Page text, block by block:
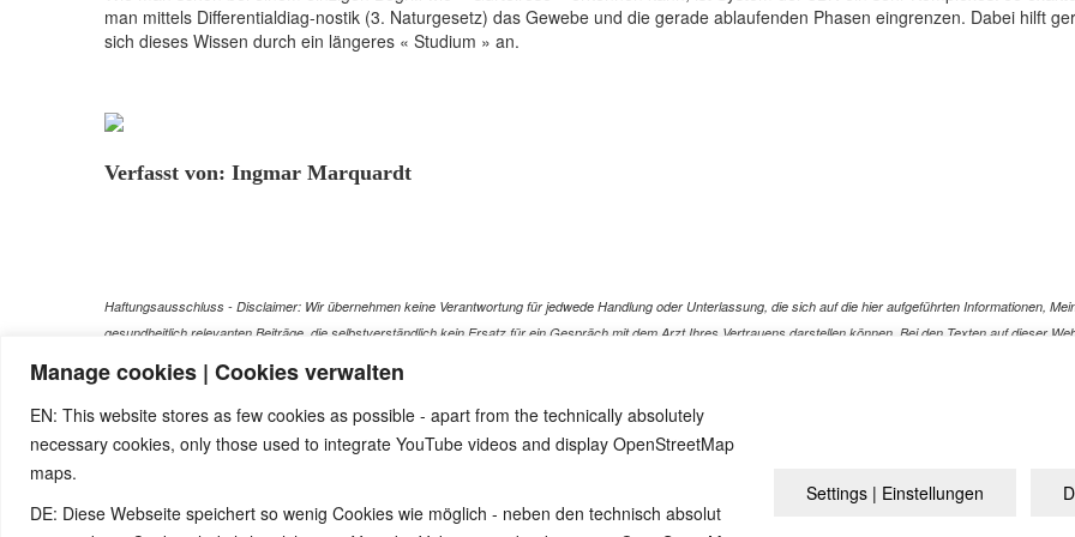
Manage cookies | Cookies verwalten
EN: This website stores as few cookies as possible - apart from the technically absolutely
necessary cookies, only those used to integrate YouTube videos and display OpenStreetMap
maps.
DE: Diese Webseite speichert so wenig Cookies wie möglich - neben den technisch absolut
Settings | Einstellungen
man mittels Differentialdiag-nostik (3. Naturgesetz) das Gewebe und die gerade ablaufenden Phasen eingrenzen. Dabei hilft
sich dieses Wissen durch ein längeres « Studium » an.
Verfasst von: Ingmar Marquardt
Haftungsausschluss - Disclaimer: Wir übernehmen keine Verantwortung für jedwede Handlung oder Unterlassung, die sich auf die hier aufgeführten Informationen,
gesundheitlich relevanten Beiträge, die selbstverständlich kein Ersatz für ein Gespräch mit dem Arzt Ihres Vertrauens darstellen können. Bei den Texten auf dieser
Dies gilt auch für alle Verweise (Links), die direkt oder indirekt angeboten werden. Wir können für die Inhalte solcher externen Sites, die Sie mittels eines Links oder
haften wir nicht für direkte oder indirekte Schäden, die auf Informationen zurückgeführt werden können, die auf diesen externen Websites stehen
Impressum / Sources / Références